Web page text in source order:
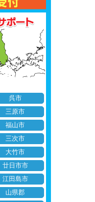
呉市
三原市
福山市
三次市
大竹市
廿日市市
江田島市
山県郡